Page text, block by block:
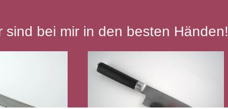
sind bei mir in den besten Händen!